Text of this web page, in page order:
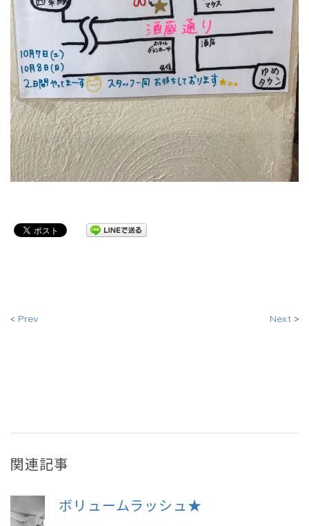
< Prev Next >
関連記事
ボリュームラッシュ★